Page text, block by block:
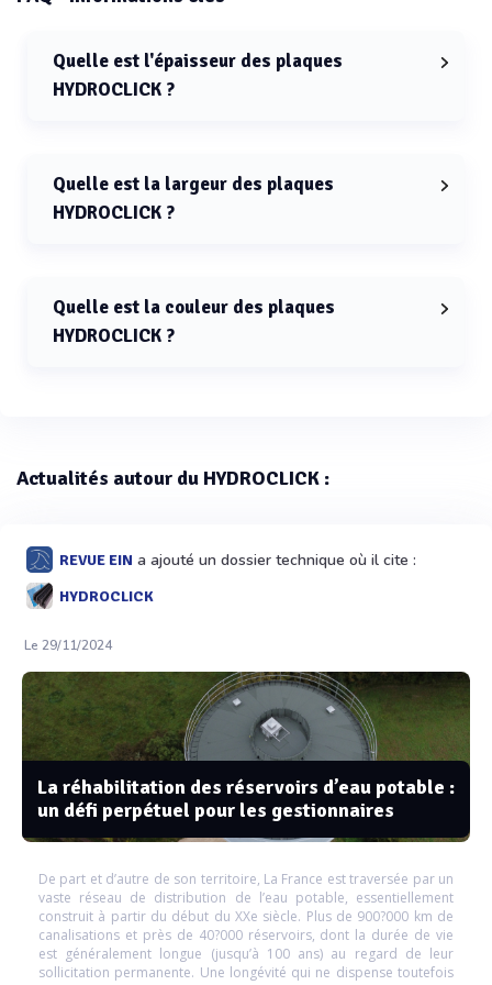
Quelle est l'épaisseur des plaques
HYDROCLICK ?
Quelle est la largeur des plaques
HYDROCLICK ?
Quelle est la couleur des plaques
HYDROCLICK ?
Actualités autour du HYDROCLICK :
REVUE EIN a ajouté un dossier technique où il cite :
HYDROCLICK
Le 29/11/2024
La réhabilitation des réservoirs d’eau potable :
un défi perpétuel pour les gestionnaires
De part et d’autre de son territoire, La France est traversée par un
vaste réseau de distribution de l’eau potable, essentiellement
construit à partir du début du XXe siècle. Plus de 900?000 km de
canalisations et près de 40?000 réservoirs, dont la durée de vie
est généralement longue (jusqu’à 100 ans) au regard de leur
sollicitation permanente. Une longévité qui ne dispense toutefois